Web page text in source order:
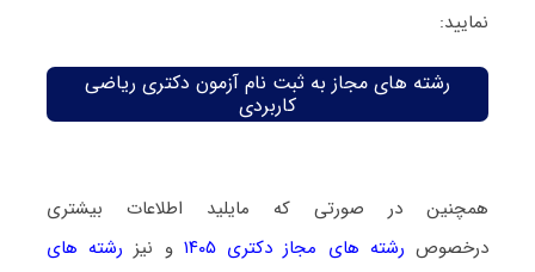
نمایید:
رشته های مجاز به ثبت نام آزمون دکتری ریاضی
کاربردی
همچنین در صورتی که مایلید اطلاعات بیشتری
درخصوص رشته های مجاز دکتری ۱۴۰۵ و نیز رشته های